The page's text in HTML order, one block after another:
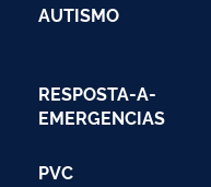
AUTISMO
RESPOSTA-A-
EMERGENCIAS
PVC